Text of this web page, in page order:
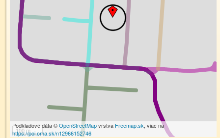
100 m
Podkladové dáta ©OpenStreetMapvrstva Freemap.sk, viac na
https://poi.oma.sk/n12966152746